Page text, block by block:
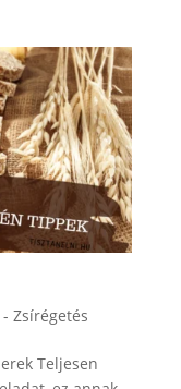
- Zsírégetés
Teljesen